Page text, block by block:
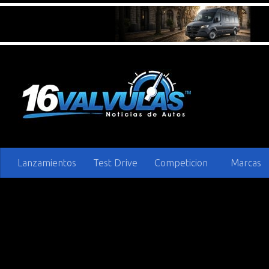
Lanzamientos Test Drive Competicion Marcas